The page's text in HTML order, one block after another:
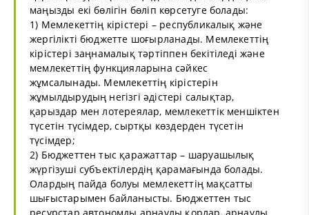
маңызды екі бөлігін бөліп көрсетуге болады:
1) Мемлекеттің кірістері – республикалық және
жергілікті бюджетте шоғырланады. Мемлекеттің
кірістері заңнамалық тәртіппен бекітіледі және
мемлекеттің функцияларына сәйкес
жұмсалынады. Мемлекеттің кірістерін
жұмылдырудың негізгі әдістері салықтар,
қарыздар мен лотереялар, мемлекеттік меншіктен
түсетін түсімдер, сыртқы көздерден түсетін
түсімдер;
2) Бюджеттен тыс қаражаттар – шаруашылық
жүргізуші субъектілердің қарамағында болады.
Олардың пайда болуы мемлекеттің мақсатты
шығыстарымен байланысты. Бюджеттен тыс
ресурстар автономды арнаулы қорлар, арнаулы